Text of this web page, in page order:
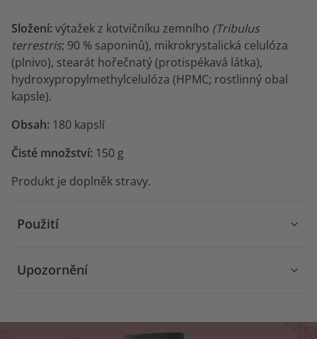
Složení: výtažek z kotvičníku zemního (Tribulus
terrestris; 90 % saponinů), mikrokrystalická celulóza
(plnivo), stearát hořečnatý (protispékavá látka),
hydroxypropylmethylcelulóza (HPMC; rostlinný obal
kapsle).
Obsah: 180 kapslí
Čisté množství: 150 g
Produkt je doplněk stravy.
Použití
Upozornění